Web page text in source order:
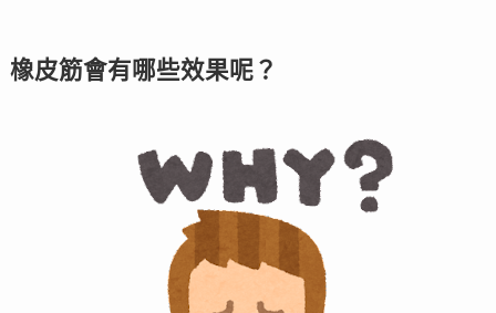
橡皮筋會有哪些效果呢？